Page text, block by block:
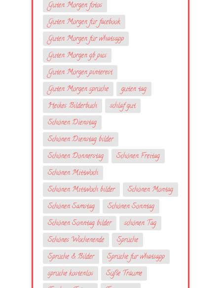
Guten Morgen fotos
Guten Morgen für facebook
Guten Morgen für whatsapp
Guten Morgen gb pics
Guten Morgen pinterest
Guten Morgen sprüche
guten tag
Heikes Bilderbuch
schlaf gut
Schönen Dienstag
Schönen Dienstag bilder
Schönen Donnerstag
Schönen Freitag
Schönen Mittwoch
Schönen Mittwoch bilder
Schönen Montag
Schönen Samstag
Schönen Sonntag
Schönen Sonntag bilder
schönen Tag
Schönes Wochenende
Sprüche
Sprüche & Bilder
Sprüche fur whatsapp
sprüche kostenlos
Süße Träume